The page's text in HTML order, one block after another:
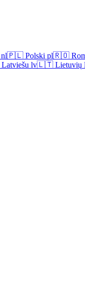
nl🇵🇱 Polski pl🇷🇴
Latviešu lv🇱🇹 Lietuvių